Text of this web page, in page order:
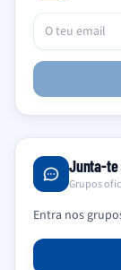
Junta-te
Grupos
Entra nos